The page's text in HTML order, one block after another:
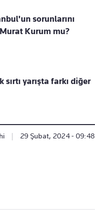
sorunlarını
Kurum mu?
yarışta farkı diğer
29 Şubat, 2024 - 09:48